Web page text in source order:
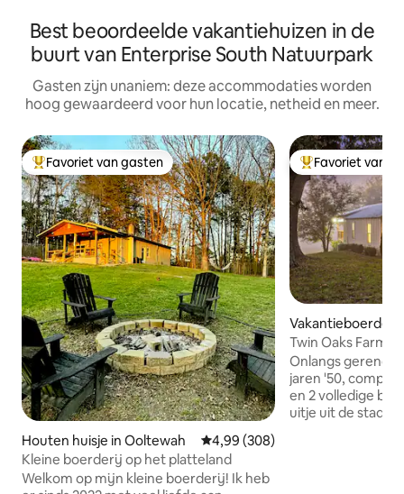
Best beoordeelde vakantiehuizen in de
buurt van Enterprise South Natuurpark
Gasten zijn unaniem: deze accommodaties worden
hoog gewaardeerd voor hun locatie, netheid en meer.
Topfavoriet van gasten
Favoriet van gasten
Houten huisje in Ooltewah Gemiddelde beoordeling van
4,99 (308)
Kleine boerderij op het platteland
Welkom op mijn kleine boerderij! Ik heb
Topfavoriet van
Favoriet van
wah
Twin Oaks
Onlangs
jaren '50,
en 2 volledige
uitje uit de stad